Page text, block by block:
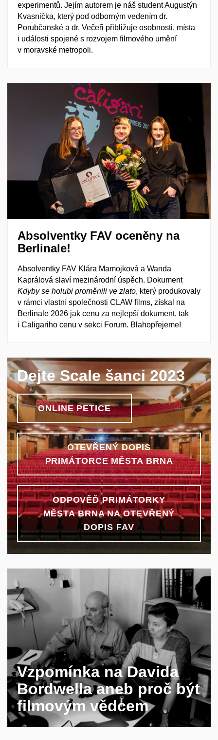
experimentů. Jejím autorem je náš studentAugustýn
Kvasnička, který pod odborným vedením dr.
Porubčanské a dr. Večeři přibližuje osobnosti, místa
i události spojené s rozvojem filmového umění
v moravské metropoli.
Absolventky FAV oceněny na
Berlinale!
Absolventky FAV Klára Mamojková a Wanda
Kaprálová slaví mezinárodní úspěch. Dokument
Kdyby se holubi proměnili ve zlato, který produkovaly
v rámci vlastní společnosti CLAW films, získal na
Berlinale 2026 jak cenu za nejlepší dokument, tak
i Caligariho cenu v sekci Forum. Blahopřejeme!
Dejte Scale šanci 2023
ONLINE PETICE
OTEVŘENÝ DOPIS
PRIMÁTORCE MĚSTA BRNA
ODPOVĚĎ PRIMÁTORKY
MĚSTA BRNA NA OTEVŘENÝ
DOPIS FAV
Vzpomínka na Davida
Bordwella aneb proč být
filmovým vědcem